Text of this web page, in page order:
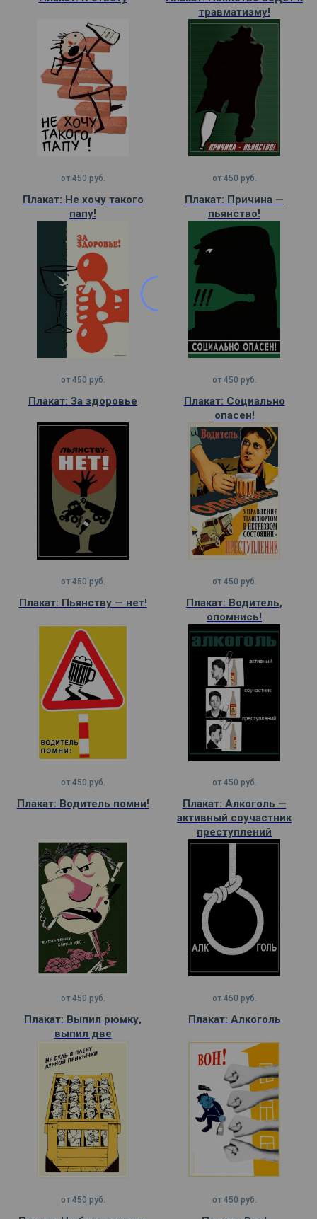
травматизму!
от 450 руб.
Плакат: Не хочу такого
папу!
от 450 руб.
Плакат: Причина —
пьянство!
от 450 руб.
Плакат: За здоровье
от 450 руб.
Плакат: Социально
опасен!
от 450 руб.
Плакат: Пьянству — нет!
от 450 руб.
Плакат: Водитель,
опомнись!
от 450 руб.
Плакат: Водитель помни!
от 450 руб.
Плакат: Алкоголь —
активный соучастник
преступлений
от 450 руб.
Плакат: Выпил рюмку,
выпил две
от 450 руб.
Плакат: Алкоголь
от 450 руб. от 450 руб.